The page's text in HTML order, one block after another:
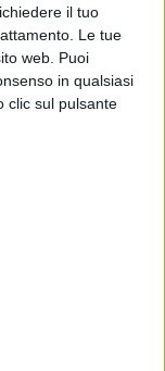
il tuo
Le tue
web. Puoi
in qualsiasi
clic sul pulsante